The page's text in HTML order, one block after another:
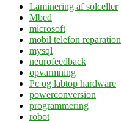
Laminering af solceller
Mbed
microsoft
mobil telefon reparation
mysql
neurofeedback
opvarmning
Pc og labtop hardware
powerconversion
programmering
robot